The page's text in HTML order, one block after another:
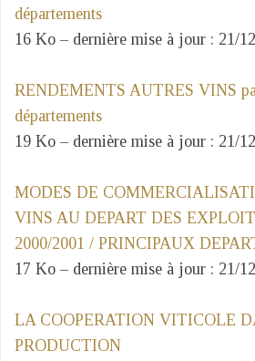
départements
16 Ko – dernière mise à jour : 21/
RENDEMENTS AUTRES VINS
départements
19 Ko – dernière mise à jour : 21/
MODES DE
VINS AU DEPART DES
2000/2001 / PRINCIPAUX
17 Ko – dernière mise à jour : 21/
LA COOPERATION VITICOLE
PRODUCTION